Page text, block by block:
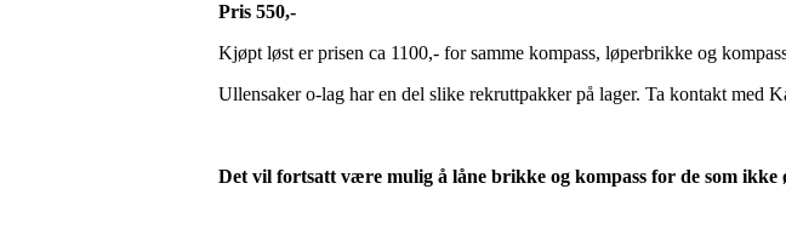
Pris 550,-
Kjøpt løst er prisen ca 1100,- for samme kompass, løperbrikke og
Ullensaker o-lag har en del slike rekruttpakker på lager. Ta kontakt med
Det vil fortsatt være mulig å låne brikke og kompass for de som ikke